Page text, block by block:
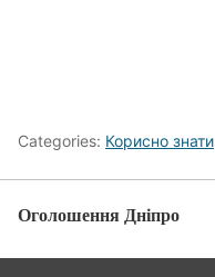
Categories: Корисно знати
Оголошення Дніпро